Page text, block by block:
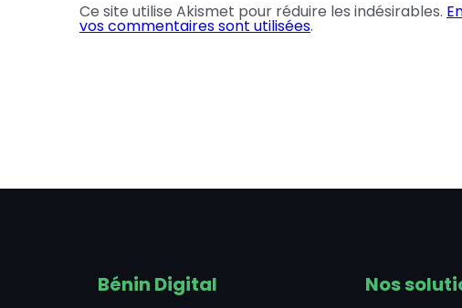
Ce site utilise Akismet pour réduire les indésirables.
vos commentaires sont utilisées.
Bénin Digital Nos